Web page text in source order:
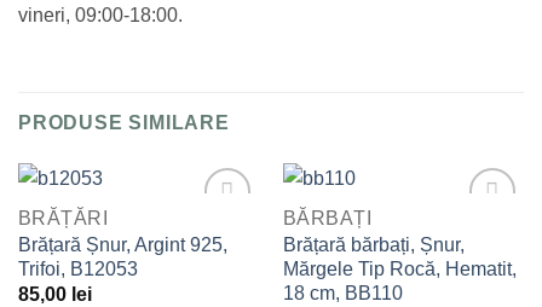
vineri, 09:00-18:00.
PRODUSE SIMILARE
Adaugă
BRĂȚĂRI
Brățară Șnur, Argint 925,
Trifoi, B12053
85,00 lei
Adaugă
la
Favorite
BĂRBAȚI
Brățară bărbați, Șnur,
Mărgele Tip Rocă, Hematit,
18 cm, BB110